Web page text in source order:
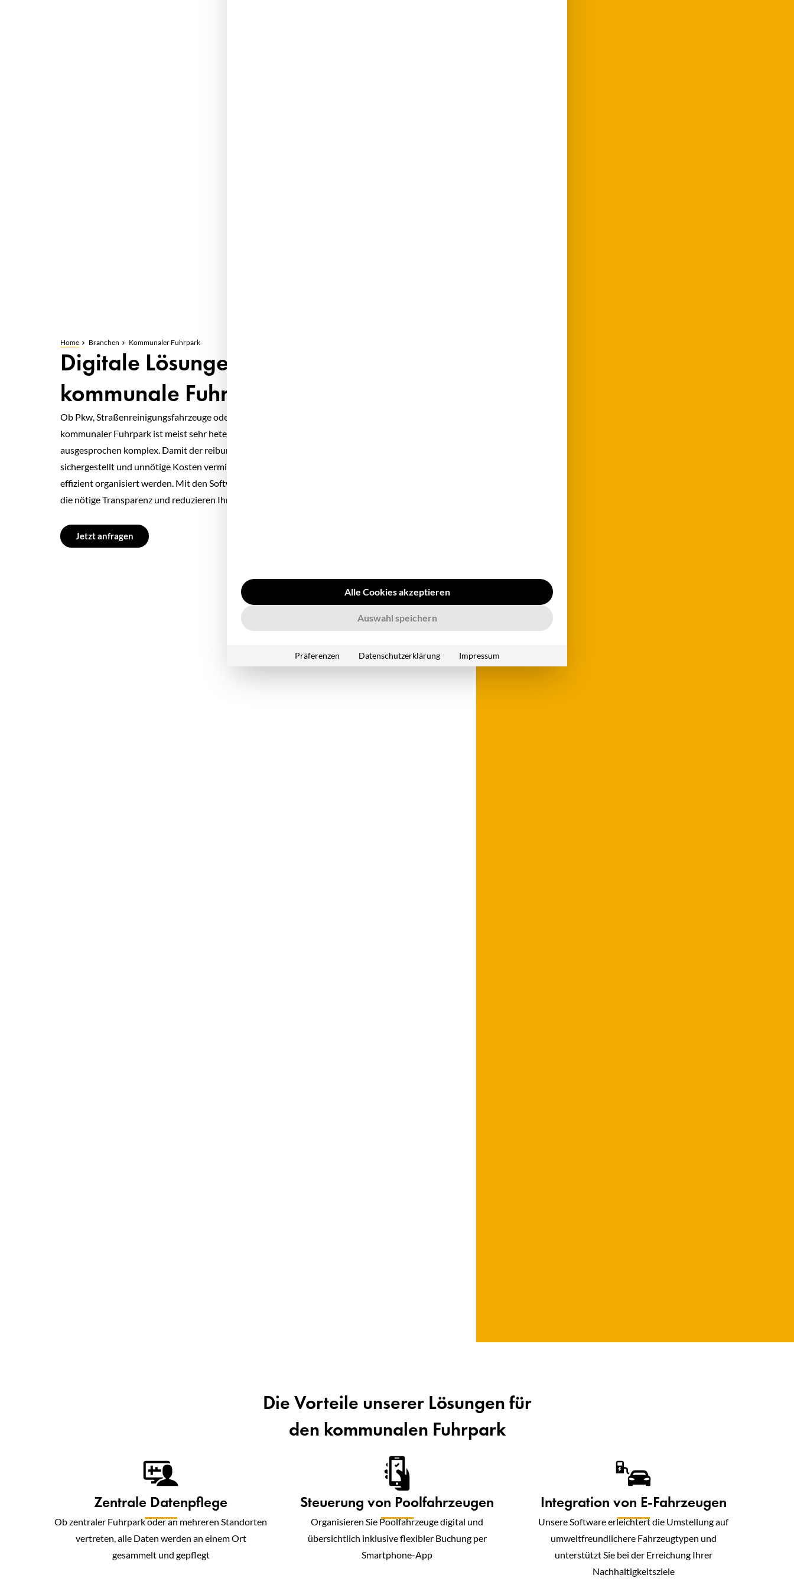
Home Branchen Kommunaler Fuhrpark
Digitale Lösungen für
kommunale Fuhrparks
Ob Pkw, Straßenreinigungsfahrzeuge oder andere Spezialfahrzeuge, ein
kommunaler Fuhrpark ist meist sehr heterogen und die Verwaltung
ausgesprochen komplex. Damit der reibungslose Ablauf aller Dienstleistungen
sichergestellt und unnötige Kosten vermieden werden, muss die Flotte möglichst
effizient organisiert werden. Mit den Softwarelösungen von Carano schaffen Sie
die nötige Transparenz und reduzieren Ihre Ausgaben.
Jetzt anfragen
Die Vorteile unserer Lösungen für
den kommunalen Fuhrpark
Zentrale Datenpflege
Ob zentraler Fuhrpark oder an mehreren Standorten
vertreten, alle Daten werden an einem Ort
gesammelt und gepflegt
Steuerung von Poolfahrzeugen
Organisieren Sie Poolfahrzeuge digital und
übersichtlich inklusive flexibler Buchung per
Smartphone-App
Integration von E-Fahrzeugen
Unsere Software erleichtert die Umstellung auf
umweltfreundlichere Fahrzeugtypen und
unterstützt Sie bei der Erreichung Ihrer
Nachhaltigkeitsziele
Alle Cookies akzeptieren
Auswahl speichern
Präferenzen Datenschutzerklärung Impressum